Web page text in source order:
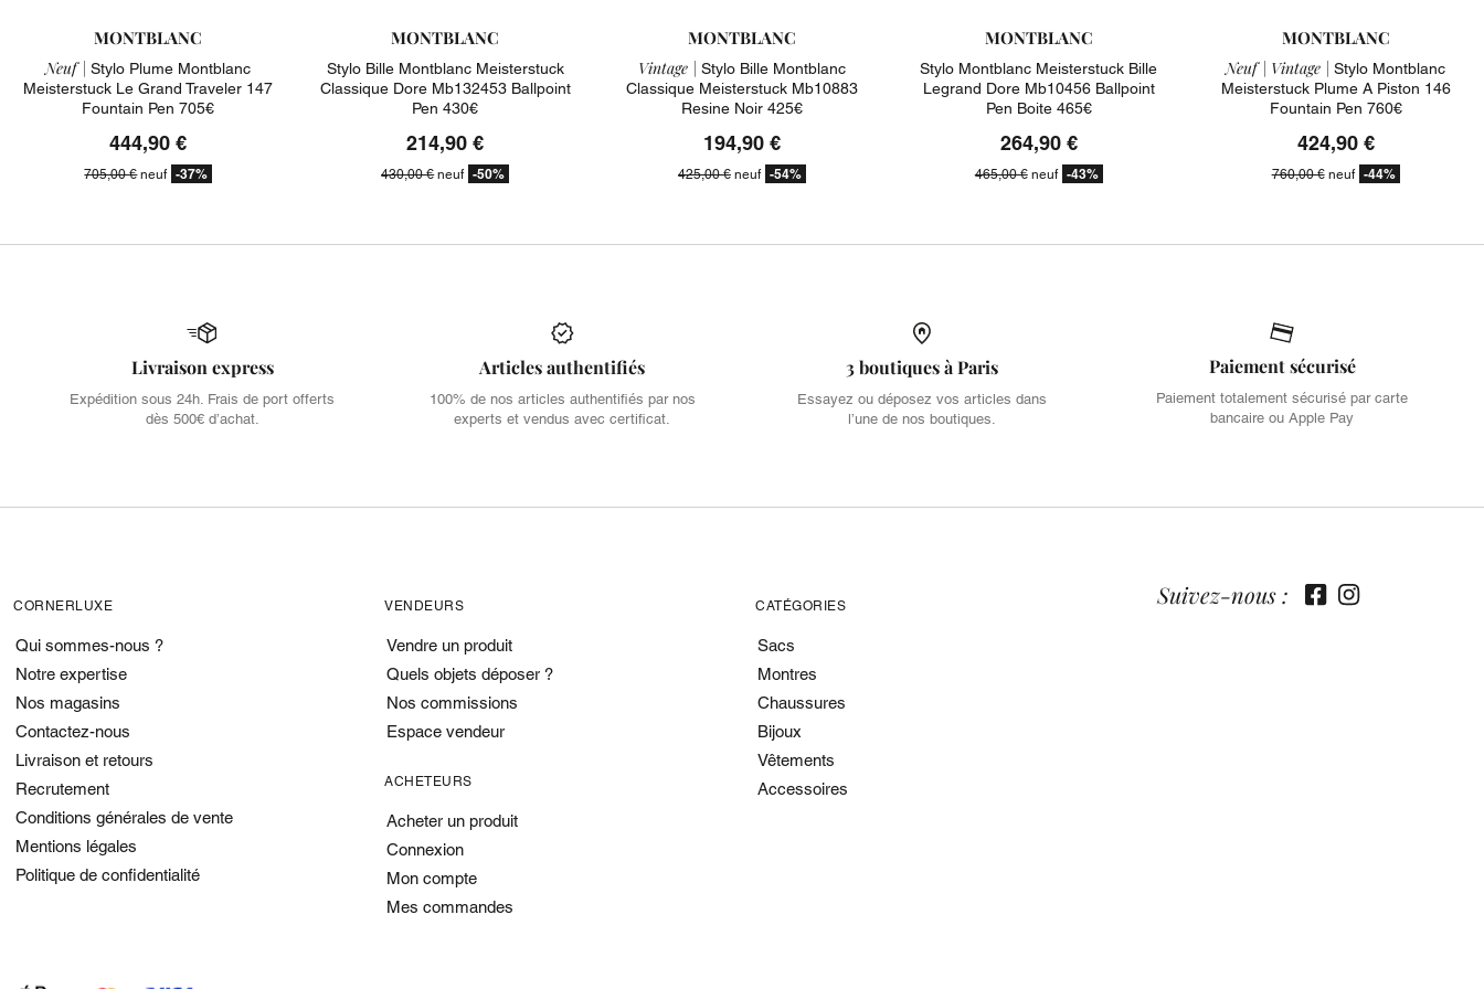
MONTBLANC
Neuf | Stylo Plume Montblanc
Meisterstuck Le Grand Traveler 147
Fountain Pen 705€
444,90 €
705,00 €neuf -37%
MONTBLANC
Stylo Bille Montblanc Meisterstuck
Classique Dore Mb132453 Ballpoint
Pen 430€
214,90 €
430,00 €neuf -50%
MONTBLANC
Vintage | Stylo Bille Montblanc
Classique Meisterstuck Mb10883
Resine Noir 425€
194,90 €
425,00 €neuf -54%
MONTBLANC
Stylo Montblanc Meisterstuck Bille
Legrand Dore Mb10456 Ballpoint
Pen Boite 465€
264,90 €
465,00 €neuf -43%
MONTBLANC
Neuf | Vintage | Stylo Montblanc
Meisterstuck Plume A Piston 146
Fountain Pen 760€
424,90 €
760,00 €neuf -44%
Livraison express
Expédition sous 24h. Frais de port offerts
dès 500€ d’achat.
Articles authentifiés
100% de nos articles authentifiés par nos
experts et vendus avec certificat.
3 boutiques à Paris
Essayez ou déposez vos articles dans
l’une de nos boutiques.
Paiement sécurisé
Paiement totalement sécurisé par carte
bancaire ou Apple Pay
CORNERLUXE
Qui sommes-nous ?
Notre expertise
Nos magasins
Contactez-nous
Livraison et retours
Recrutement
Conditions générales de vente
Mentions légales
Politique de confidentialité
VENDEURS
Vendre un produit
Quels objets déposer ?
Nos commissions
Espace vendeur
ACHETEURS
Acheter un produit
Connexion
Mon compte
Mes commandes
CATÉGORIES
Sacs
Montres
Chaussures
Bijoux
Vêtements
Accessoires
Suivez-nous :